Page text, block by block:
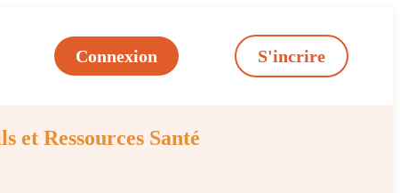
Connexion S'incrire
et Ressources Santé